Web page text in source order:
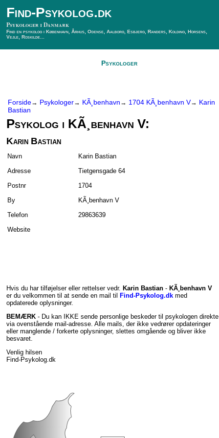
Find-Psykolog.dk
Psykologer i Danmark
Find en psykolog i København, Århus, Odense, Aalborg, Esbjerg, Randers, Kolding, Horsens,
Vejle, Roskilde...
Psykologer
Forside→ Psykologer→ KÃ¸benhavn → 1704 KÃ¸benhavn V→ Karin
Bastian
Psykolog i KÃ¸benhavn V:
Karin Bastian
Navn
Karin Bastian
Adresse
Tietgensgade 64
Postnr
1704
By
KÃ¸benhavn V
Telefon
29863639
Website
Hvis du har tilføjelser eller rettelser vedr. Karin Bastian - KÃ¸benhavn V
er du velkommen til at sende en mail til
Find-Psykolog.dk med
opdaterede oplysninger.
BEMÆRK - Du kan IKKE sende personlige beskeder til psykologen direkte
via ovenstående mail-adresse. Alle mails, der ikke vedrører opdateringer
eller manglende / forkerte oplysninger, slettes omgående og bliver ikke
besvaret.
Venlig hilsen
Find-Psykolog.dk